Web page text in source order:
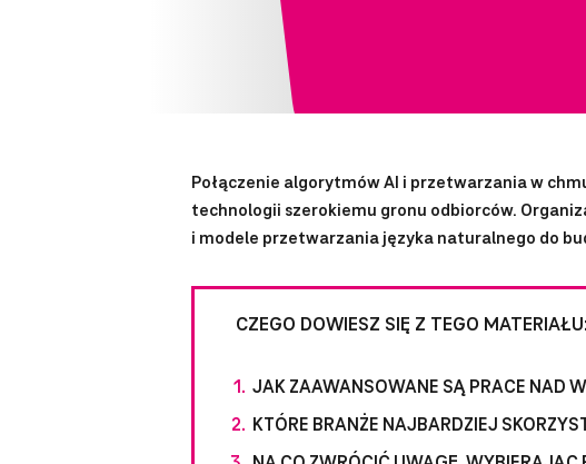
Połączenie algorytmów AI i przetwarzania w
technologii szerokiemu gronu odbiorców.
i modele przetwarzania języka naturalnego do
CZEGO DOWIESZ SIĘ Z TEGO MATERIAŁU:
JAK ZAAWANSOWANE SĄ PRACE NAD
KTÓRE BRANŻE NAJBARDZIEJ